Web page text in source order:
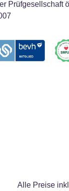
Prüfgesellschaft
Alle Preise